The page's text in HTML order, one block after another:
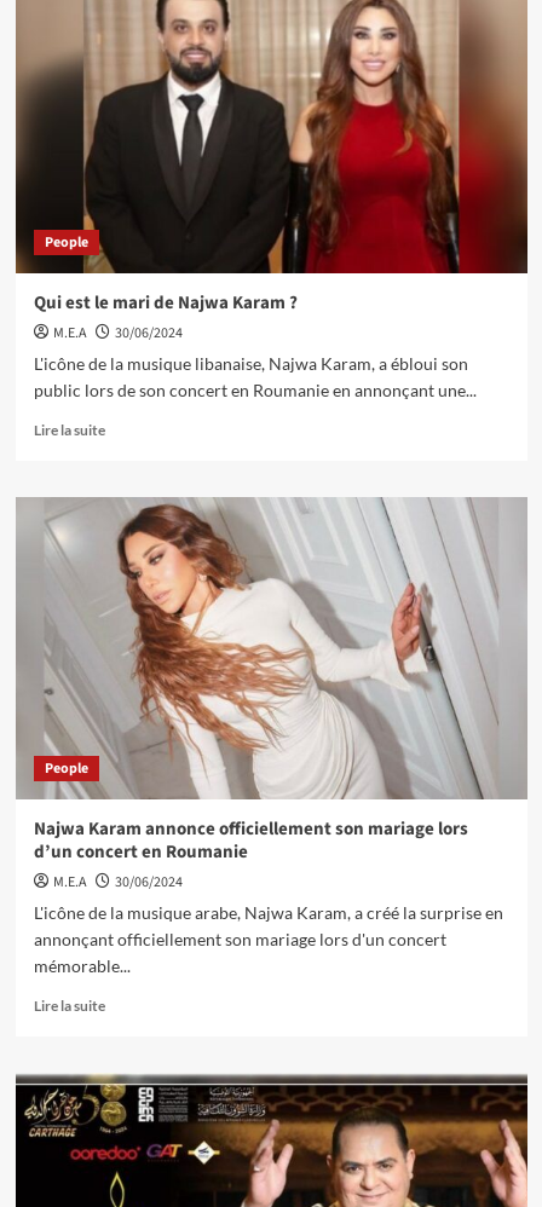
People
Qui est le mari de Najwa Karam ?
M.E.A
30/06/2024
L'icône de la musique libanaise, Najwa Karam, a ébloui son
public lors de son concert en Roumanie en annonçant une...
Lire la suite
People
Najwa Karam annonce officiellement son mariage lors
d’un concert en Roumanie
M.E.A
30/06/2024
L'icône de la musique arabe, Najwa Karam, a créé la surprise en
annonçant officiellement son mariage lors d'un concert
mémorable...
Lire la suite